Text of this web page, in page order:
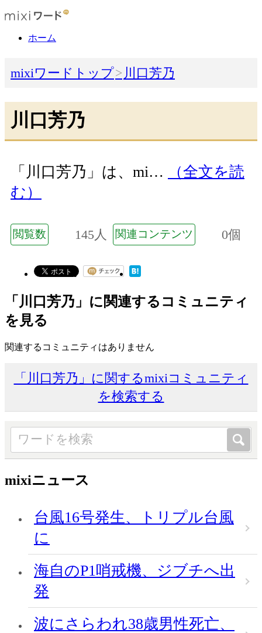
ホーム
mixiワードトップ 川口芳乃
川口芳乃
「川口芳乃」は、mi…
（全文を読
む）
閲覧数 145人 関連コンテンツ 0個
「川口芳乃」に関連するコミュニティ
を見る
関連するコミュニティはありません
「川口芳乃」に関するmixiコミュニティ
を検索する
mixiニュース
台風16号発生、トリプル台風
に
海自のP1哨戒機、ジブチへ出
発
波にさらわれ38歳男性死亡、